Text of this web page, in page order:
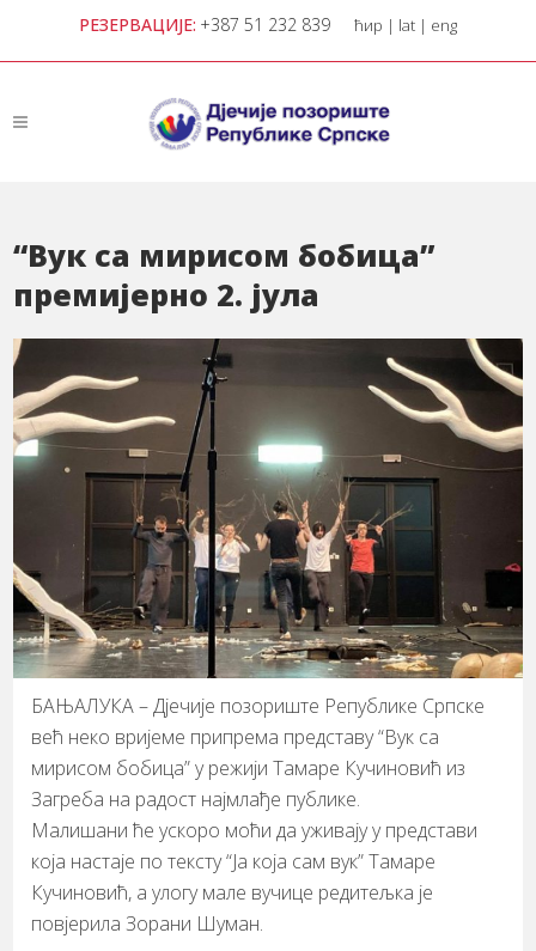
РЕЗЕРВАЦИЈЕ: +387 51 232 839 ћир | lat | eng
“Вук са мирисом бобица”
премијерно 2. јула
БАЊАЛУКА – Дјечије позориште Републике Српске
већ неко вријеме припрема представу “Вук са
мирисом бобица” у режији Тамаре Кучиновић из
Загреба на радост најмлађе публике.
Малишани ће ускоро моћи да уживају у представи
која настаје по тексту “Ја која сам вук” Тамаре
Кучиновић, а улогу мале вучице редитељка је
повјерила Зорани Шуман.